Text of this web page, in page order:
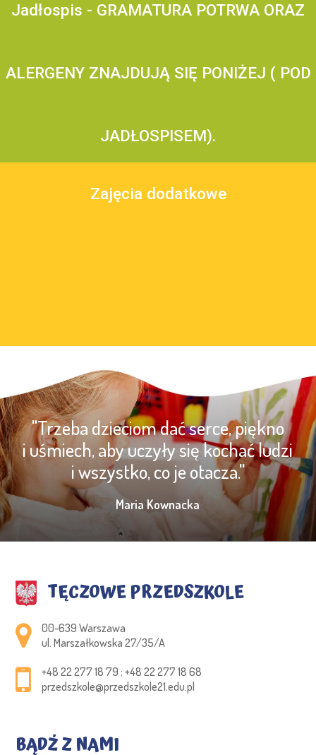
Jadłospis - GRAMATURA POTRWA ORAZ
ALERGENY ZNAJDUJĄ SIĘ PONIŻEJ ( POD
JADŁOSPISEM).
Zajęcia dodatkowe
"Trzeba dzieciom dać serce, piękno
i uśmiech, aby uczyły się kochać ludzi
i wszystko, co je otacza."
Maria Kownacka
TĘCZOWE PRZEDSZKOLE
Adres pocztowy:
00-639 Warszawa
ul. Marszałkowska 27/35/A
+48 22 277 18 79 ; +48 22 277 18 68
przedszkole@przedszkole21.edu.pl
BĄDŹ Z NAMI